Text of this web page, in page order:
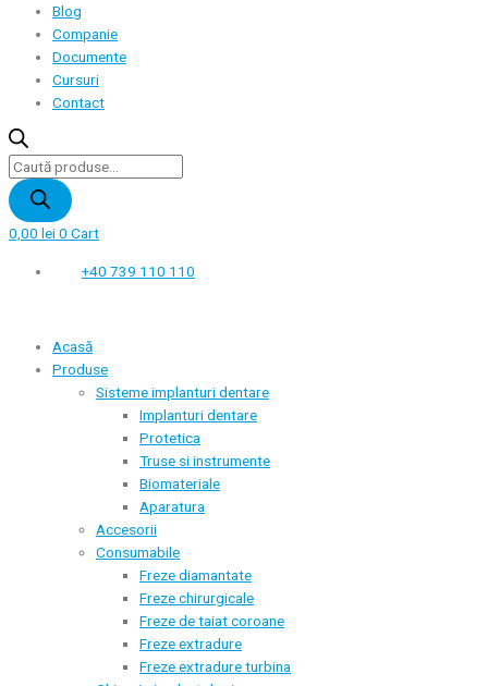
Blog
Companie
Documente
Cursuri
Contact
Products
search
0,00 lei0 Cart
+40 739 110 110
Acasă
Produse
Sisteme implanturi dentare
Implanturi dentare
Protetica
Truse si instrumente
Biomateriale
Aparatura
Accesorii
Consumabile
Freze diamantate
Freze chirurgicale
Freze de taiat coroane
Freze extradure
Freze extradure turbina